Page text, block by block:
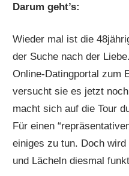
Darum geht’s:
Wieder mal ist die
der Suche nach der
Online-Datingportal zum
versucht sie es jetzt
macht sich auf die Tour
Für einen
einiges zu tun. Doch
und Lächeln diesmal